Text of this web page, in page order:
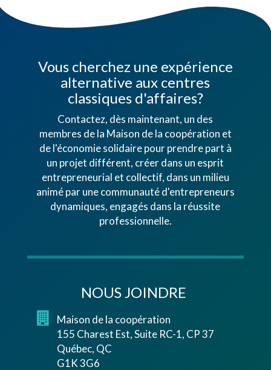
Vous cherchez une expérience
alternative aux centres
classiques d'affaires?
Contactez, dès maintenant, un des
membres de la Maison de la coopération et
de l'économie solidaire pour prendre part à
un projet différent, créer dans un esprit
entrepreneurial et collectif, dans un milieu
animé par une communauté d'entrepreneurs
dynamiques, engagés dans la réussite
professionnelle.
NOUS JOINDRE
Maison de la coopération
155 Charest Est, Suite RC-1, CP 37
Québec, QC
G1K 3G6